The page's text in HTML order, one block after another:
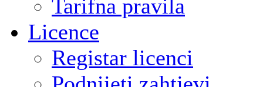
Tarifna pravila
Licence
Registar licenci